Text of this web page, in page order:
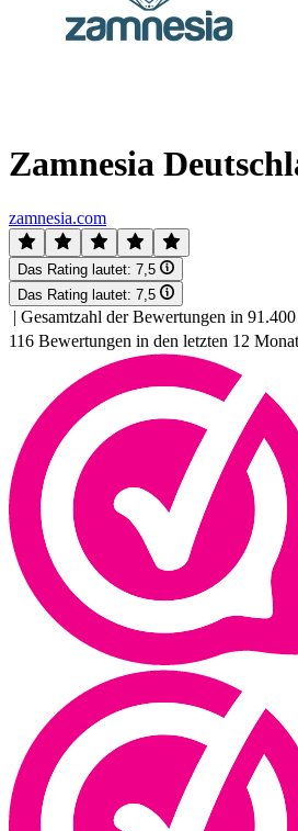
Zamnesia
zamnesia.com
Das Rating lautet: 7,5
Das Rating lautet: 7,5
| Gesamtzahl der Bewertungen in 91.400
116 Bewertungen in den letzten 12